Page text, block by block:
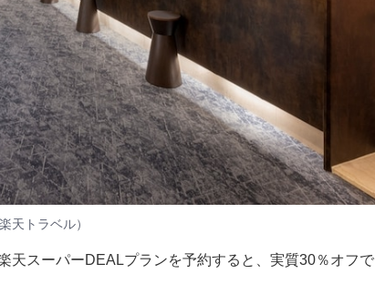
天トラベル）
天スーパーDEALプランを予約すると、実質30％オフで